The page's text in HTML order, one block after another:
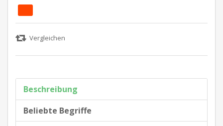
Beschreibung
Beliebte Begriffe